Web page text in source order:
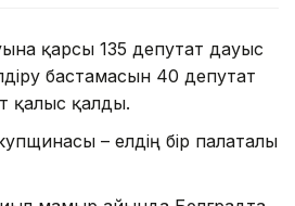
қарсы 135 депутат дауыс
бастамасын 40 депутат
қалыс қалды.
– елдің бір палаталы